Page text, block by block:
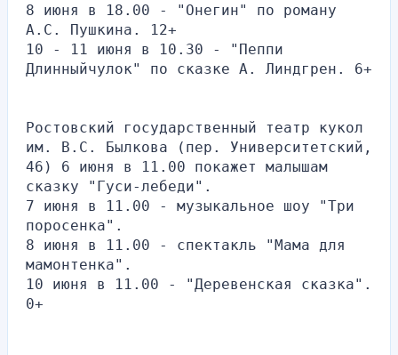
8 июня в 18.00 - "Онегин" по роману
А.С. Пушкина. 12+
10 - 11 июня в 10.30 - "Пеппи
Длинныйчулок" по сказке А. Линдгрен. 6+
Ростовский государственный театр кукол
им. В.С. Былкова (пер. Университетский,
46) 6 июня в 11.00 покажет малышам
сказку "Гуси-лебеди".
7 июня в 11.00 - музыкальное шоу "Три
поросенка".
8 июня в 11.00 - спектакль "Мама для
мамонтенка".
10 июня в 11.00 - "Деревенская сказка".
0+